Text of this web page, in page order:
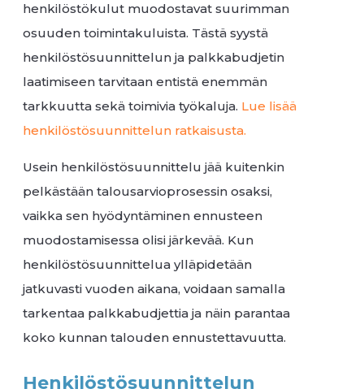
henkilöstökulut muodostavat suurimman
osuuden toimintakuluista. Tästä syystä
henkilöstösuunnittelun ja palkkabudjetin
laatimiseen tarvitaan entistä enemmän
tarkkuutta sekä toimivia työkaluja. Lue lisää
henkilöstösuunnittelun ratkaisusta.
Usein henkilöstösuunnittelu jää kuitenkin
pelkästään talousarvioprosessin osaksi,
vaikka sen hyödyntäminen ennusteen
muodostamisessa olisi järkevää. Kun
henkilöstösuunnittelua ylläpidetään
jatkuvasti vuoden aikana, voidaan samalla
tarkentaa palkkabudjettia ja näin parantaa
koko kunnan talouden ennustettavuutta.
Henkilöstösuunnittelun